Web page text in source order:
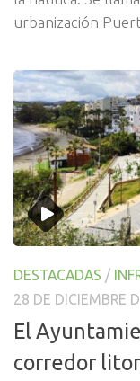
urbanización
DESTACADAS /
28 DE DICIEMBRE
El
corredor